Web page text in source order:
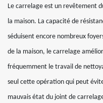
Le carrelage est un revêtement
la maison. La capacité de
séduisent encore nombreux
de la maison, le carrelage
fréquemment le travail de
seul cette opération qui peut
mauvais état du joint de